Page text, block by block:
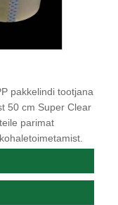
pakkelindi tootjana
50 cm Super Clear
parimat